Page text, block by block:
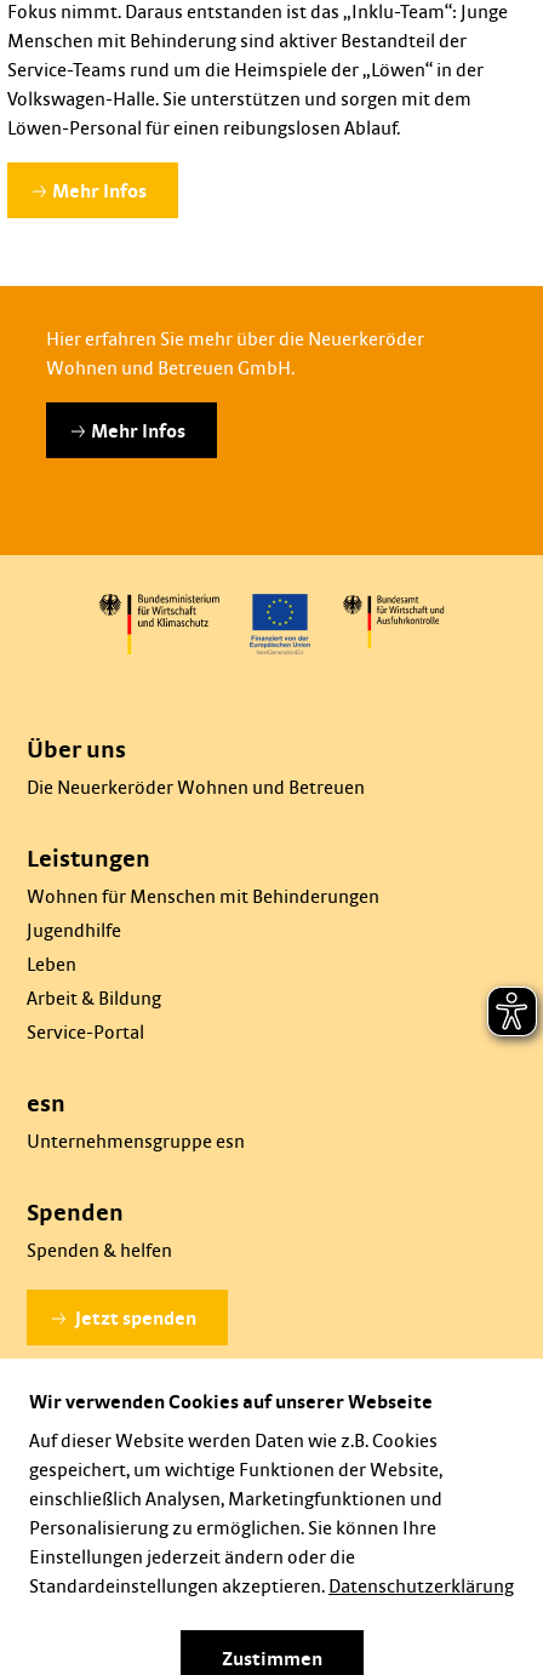
Fokus nimmt. Daraus entstanden ist das „Inklu-Team“: Junge
Menschen mit Behinderung sind aktiver Bestandteil der
Service-Teams rund um die Heimspiele der „Löwen“ in der
Volkswagen-Halle. Sie unterstützen und sorgen mit dem
Löwen-Personal für einen reibungslosen Ablauf.
Mehr Infos
Hier erfahren Sie mehr über die Neuerkeröder
Wohnen und Betreuen GmbH.
Mehr Infos
Über uns
Die Neuerkeröder Wohnen und Betreuen
Leistungen
Wohnen für Menschen mit Behinderungen
Jugendhilfe
Leben
Arbeit & Bildung
Service-Portal
esn
Unternehmensgruppe esn
Spenden
Spenden & helfen
Jetzt spenden
Dauerhaft spenden
Impressum Datenschutz
Wir verwenden Cookies auf unserer Webseite
Auf dieser Website werden Daten wie z.B. Cookies
gespeichert, um wichtige Funktionen der Website,
einschließlich Analysen, Marketingfunktionen und
Personalisierung zu ermöglichen. Sie können Ihre
Einstellungen jederzeit ändern oder die
Standardeinstellungen akzeptieren. Datenschutzerklärung
Zustimmen